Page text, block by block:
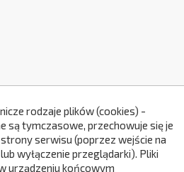
rodzaje plików (cookies) -
są tymczasowe, przechowuje się je
serwisu (poprzez wejście na
wyłączenie przeglądarki). Pliki
urządzeniu końcowym